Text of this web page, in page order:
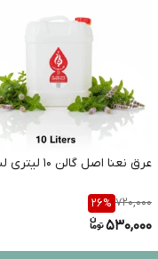
عرق نعنا اصل گالن 10 لیتری لباب
720,000
26%
530,000